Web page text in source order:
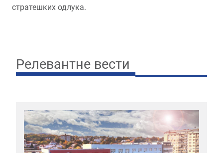
стратешких одлука.
Релевантне вести